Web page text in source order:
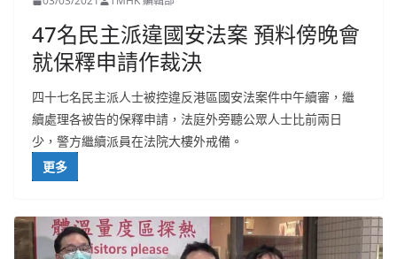
47名民主派違國安法案 預料傍晚會
就保釋申請作裁決
四十七名民主派人士被控違反港區國安法案件中午續審，繼
續處理各被告的保釋申請，法庭外旁聽公眾人士比前兩日
少，警方繼續派員在法院大樓外戒備。
更多